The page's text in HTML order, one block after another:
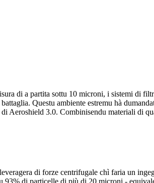
di a partita sottu 10 microni, i sistemi di
Questu ambiente estremu hà
Aeroshield 3.0. Combinisendu materiali di
di forze centrifugale chì faria un
di particelle di più di 20 microni -